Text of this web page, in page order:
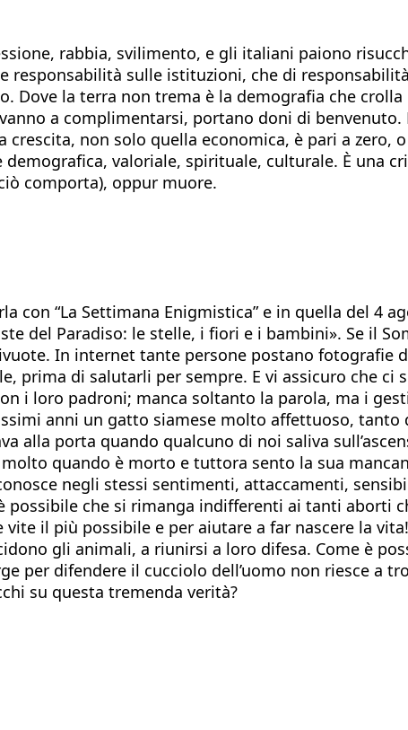
rabbia, svilimento, e gli italiani paiono
responsabilità sulle istituzioni, che di
la terra non trema è la demografia che
a complimentarsi, portano doni di
non solo quella economica, è pari a zero,
valoriale, spirituale, culturale. È una
comporta), oppur muore.
con “La Settimana Enigmistica” e in quella del 4
del Paradiso: le stelle, i fiori e i bambini». Se il
In internet tante persone postano fotografie
di salutarli per sempre. E vi assicuro che ci
i loro padroni; manca soltanto la parola, ma i
anni un gatto siamese molto affettuoso,
alla porta quando qualcuno di noi saliva
quando è morto e tuttora sento la sua
negli stessi sentimenti, attaccamenti,
possibile che si rimanga indifferenti ai tanti aborti
il più possibile e per aiutare a far nascere la
gli animali, a riunirsi a loro difesa. Come è
per difendere il cucciolo dell’uomo non riesce a
su questa tremenda verità?